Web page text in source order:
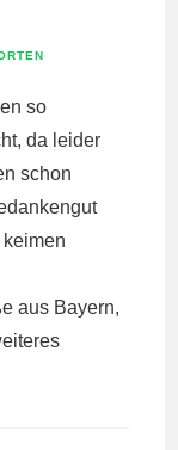
so
da leider
schon
aus Bayern,